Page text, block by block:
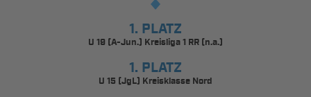
1. PLATZ
U 19 (A-Jun.) Kreisliga 1 RR (n.a.)
1. PLATZ
U 15 (JgL) Kreisklasse Nord